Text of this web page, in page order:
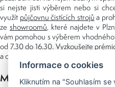
si nejste jisti výběrem nebo si
využít půjčovnu čistících strojů a
ze showroomů, které najdete v
vám pomohou s výběrem
od 7.30 do 16.30. Vyzkoušejte
a dobře poslouží nejen doma, ale i v
Možnosti platby
Informace o cookies
Kliknutím na "Souhlasím